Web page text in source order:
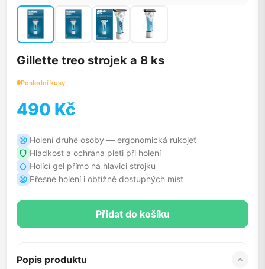
Gillette treo strojek a 8 ks
Poslední kusy
490 Kč
Holení druhé osoby — ergonomická rukojeť
Hladkost a ochrana pleti při holení
Holící gel přímo na hlavici strojku
Přesné holení i obtížně dostupných míst
Přidat do košíku
Popis produktu